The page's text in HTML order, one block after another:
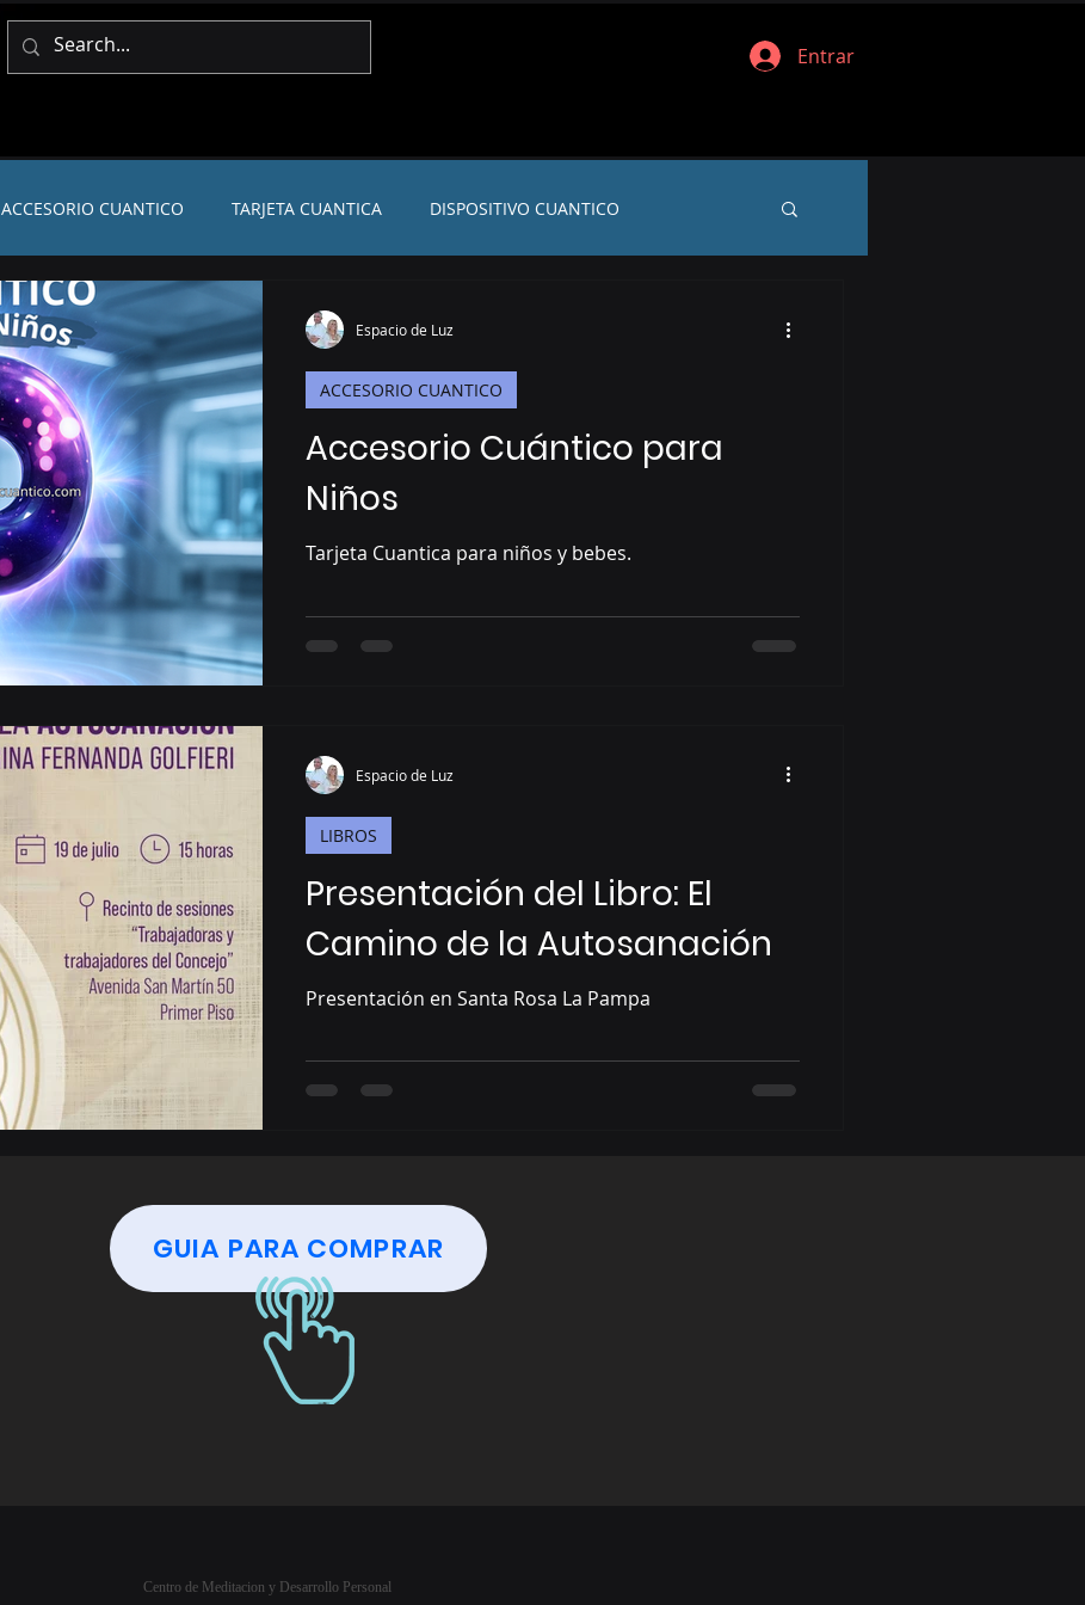
Entrar
ACCESORIO CUANTICO TARJETA CUANTICA DISPOSITIVO CUANTICO
Accesorio Cuántico para
Niños
Tarjeta Cuantica para niños y bebes.
ACCESORIO CUANTICO
Espacio de Luz
Presentación del Libro: El
Camino de la Autosanación
Presentación en Santa Rosa La Pampa
LIBROS
Espacio de Luz
GUIA PARA COMPRAR
Centro de Meditacion y Desarrollo Personal